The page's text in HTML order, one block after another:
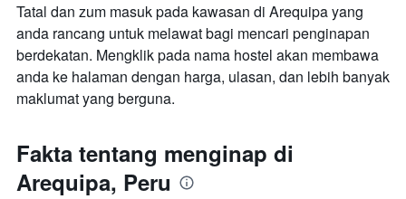
Tatal dan zum masuk pada kawasan di Arequipa yang
anda rancang untuk melawat bagi mencari penginapan
berdekatan. Mengklik pada nama hostel akan membawa
anda ke halaman dengan harga, ulasan, dan lebih banyak
maklumat yang berguna.
Fakta tentang menginap di
Arequipa, Peru